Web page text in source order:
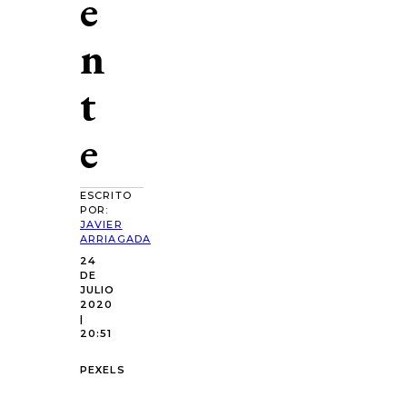
n
t
e
ESCRITO
POR:
JAVIER
ARRIAGADA
24
DE
JULIO
2020
|
20:51
PEXELS